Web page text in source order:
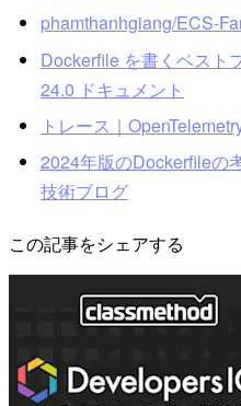
phamthanhgiang/ECS-
Dockerfile を書くベスト
24.0 ドキュメント
トレース｜
2024年版のDockerfileの
技術ブログ
この記事をシェアする